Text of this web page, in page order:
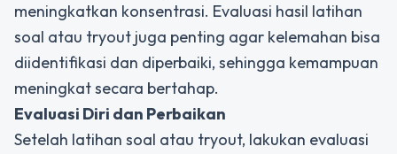
meningkatkan konsentrasi. Evaluasi hasil latihan
soal atau tryout juga penting agar kelemahan bisa
diidentifikasi dan diperbaiki, sehingga kemampuan
meningkat secara bertahap.
Evaluasi Diri dan Perbaikan
Setelah latihan soal atau tryout, lakukan evaluasi